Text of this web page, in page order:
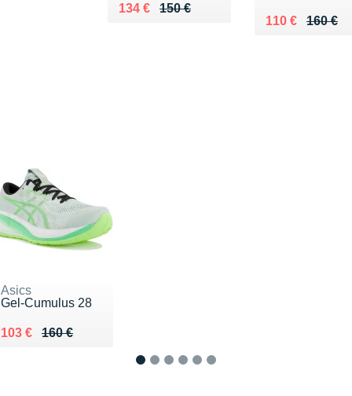
150 €
Au lieu de 150 €
134 €
Vendu 134 €
160 €
Au lieu de 160
110 €
Vendu 110 €
Asics
Gel-Cumulus 28
160 €
Au lieu de 160 €
103 €
Vendu 103 €